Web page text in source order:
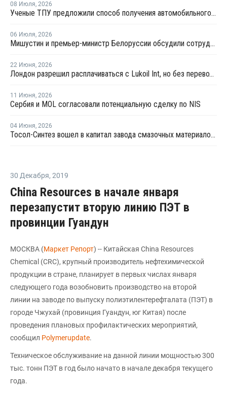
08 Июля, 2026
Ученые ТПУ предложили способ получения автомобильного бензина из пластиковых отходов
06 Июля, 2026
Мишустин и премьер-министр Белоруссии обсудили сотрудничество РФ и Белоруссии в сфере углеводородов
22 Июня, 2026
Лондон разрешил расплачиваться с Lukoil Int, но без перевода средств Лукойлу
11 Июня, 2026
Сербия и MOL согласовали потенциальную сделку по NIS
04 Июня, 2026
Тосол-Синтез вошел в капитал завода смазочных материалов "Девон"
30 Декабря, 2019
China Resources в начале января
перезапустит вторую линию ПЭТ в
провинции Гуандун
МОСКВА (Маркет Репорт) -- Китайская China Resources
Chemical (CRC), крупный производитель нефтехимической
продукции в стране, планирует в первых числах января
следующего года возобновить производство на второй
линии на заводе по выпуску полиэтилентерефталата (ПЭТ) в
городе Чжухай (провинция Гуандун, юг Китая) после
проведения плановых профилактических мероприятий,
сообщил Polymerupdate.
Техническое обслуживание на данной линии мощностью 300
тыс. тонн ПЭТ в год было начато в начале декабря текущего
года.